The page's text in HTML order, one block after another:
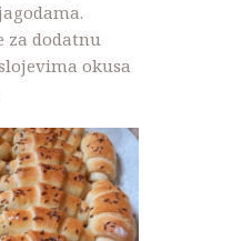
za dodatnu
okusa